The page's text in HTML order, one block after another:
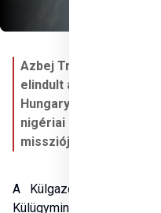
Azbej Tristan:
elindult a
Hungary Helps
nigériai
missziója
A Külgazdasági és
Külügyminisztérium